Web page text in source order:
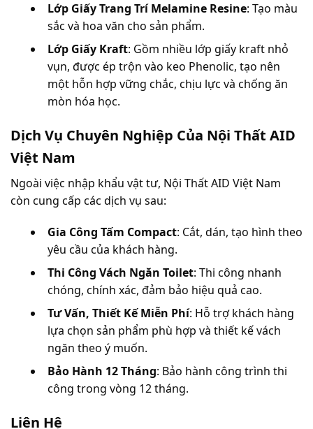
Lớp Giấy Trang Trí Melamine Resine: Tạo màu
sắc và hoa văn cho sản phẩm.
Lớp Giấy Kraft: Gồm nhiều lớp giấy kraft nhỏ
vụn, được ép trộn vào keo Phenolic, tạo nên
một hỗn hợp vững chắc, chịu lực và chống ăn
mòn hóa học.
Dịch Vụ Chuyên Nghiệp Của Nội Thất AID
Việt Nam
Ngoài việc nhập khẩu vật tư, Nội Thất AID Việt Nam
còn cung cấp các dịch vụ sau:
Gia Công Tấm Compact: Cắt, dán, tạo hình theo
yêu cầu của khách hàng.
Thi Công Vách Ngăn Toilet: Thi công nhanh
chóng, chính xác, đảm bảo hiệu quả cao.
Tư Vấn, Thiết Kế Miễn Phí: Hỗ trợ khách hàng
lựa chọn sản phẩm phù hợp và thiết kế vách
ngăn theo ý muốn.
Bảo Hành 12 Tháng: Bảo hành công trình thi
công trong vòng 12 tháng.
Liên Hệ